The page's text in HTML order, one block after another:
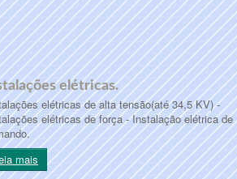
elétricas.
elétricas de alta tensão(até 34,5 KV) -
elétricas de força - Instalação elétrica de
mais